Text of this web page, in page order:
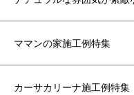
ママンの家施工例特集
カーサカリーナ施工例特集